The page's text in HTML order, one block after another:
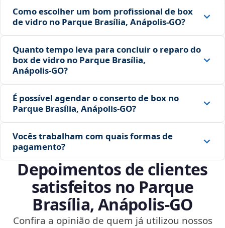
Como escolher um bom profissional de box
de vidro no Parque Brasília, Anápolis‑GO?
Quanto tempo leva para concluir o reparo do
box de vidro no Parque Brasília,
Anápolis‑GO?
É possível agendar o conserto de box no
Parque Brasília, Anápolis‑GO?
Vocês trabalham com quais formas de
pagamento?
Depoimentos de clientes
satisfeitos no Parque
Brasília, Anápolis‑GO
Confira a opinião de quem já utilizou nossos